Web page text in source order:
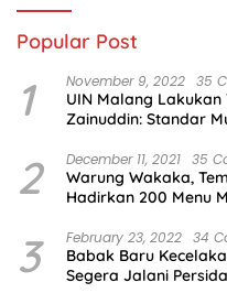
Popular Post
1 November 9, 2022 35
UIN Malang
Zainuddin: Standar
2 December 11, 2021 35
Warung Wakaka,
Hadirkan 200 Menu
3 February 23, 2022 34
Babak Baru
Segera Jalani